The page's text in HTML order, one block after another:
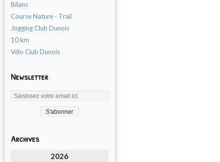
Bilans
Course Nature - Trail
Jogging Club Dunois
10 km
Vélo Club Dunois
Newsletter
Archives
2026